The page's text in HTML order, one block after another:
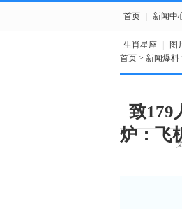
首页 新闻中
生肖星座 图
首页 > 新闻爆料
致179
炉：飞